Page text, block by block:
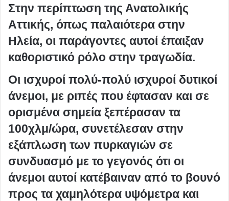
Στην περίπτωση της Ανατολικής
Αττικής, όπως παλαιότερα στην
Ηλεία, οι παράγοντες αυτοί έπαιξαν
καθοριστικό ρόλο στην τραγωδία.
Οι ισχυροί πολύ-πολύ ισχυροί δυτικοί
άνεμοι, με ριπές που έφτασαν και σε
ορισμένα σημεία ξεπέρασαν τα
100χλμ/ώρα, συνετέλεσαν στην
εξάπλωση των πυρκαγιών σε
συνδυασμό με το γεγονός ότι οι
άνεμοι αυτοί κατέβαιναν από το βουνό
προς τα χαμηλότερα υψόμετρα και